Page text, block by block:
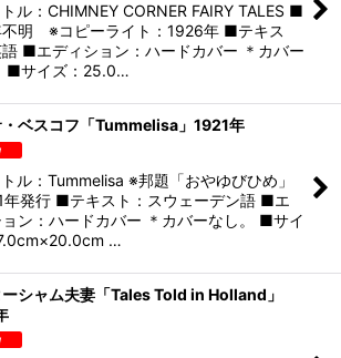
ル：CHIMNEY CORNER FAIRY TALES ■
不明 ※コピーライト：1926年 ■テキス
語 ■エディション：ハードカバー ＊カバー
■サイズ：25.0…
・ベスコフ「Tummelisa」1921年
ル：Tummelisa ※邦題「おやゆびひめ」
発行 ■テキスト：スウェーデン語 ■エ
ン：ハードカバー ＊カバーなし。 ■サイ
…
ーシャム夫妻「Tales Told in Holland」